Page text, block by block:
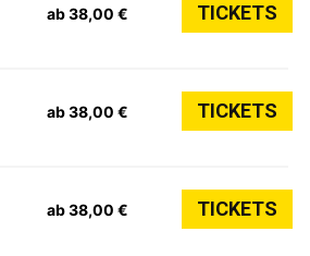
ab 38,00 € TICKETS
ab 38,00 € TICKETS
ab 38,00 € TICKETS